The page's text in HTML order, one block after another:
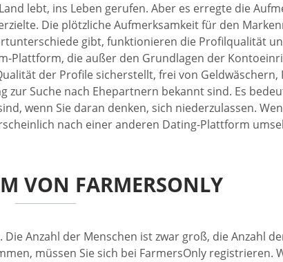
lebt, ins Leben gerufen. Aber es erregte die
Die plötzliche Aufmerksamkeit für den
gibt, funktionieren die Profilqualität
die außer den Grundlagen der
der Profile sicherstellt, frei von
Suche nach Ehepartnern bekannt sind. Es
wenn Sie daran denken, sich niederzulassen.
nach einer anderen Dating-Plattform
VON FARMERSONLY
Anzahl der Menschen ist zwar groß, die Anzahl
müssen Sie sich bei FarmersOnly registrieren.